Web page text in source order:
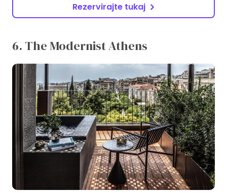
Rezervirajte tukaj
6. The Modernist Athens